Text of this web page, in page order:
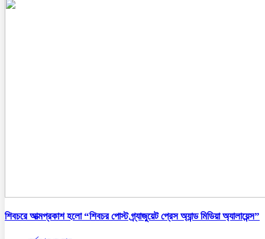
শিবচরে আত্মপ্রকাশ হলো “শিবচর পোস্ট গ্র্যাজুয়েট প্রেস অ্যান্ড মিডিয়া অ্যালায়েন্স”